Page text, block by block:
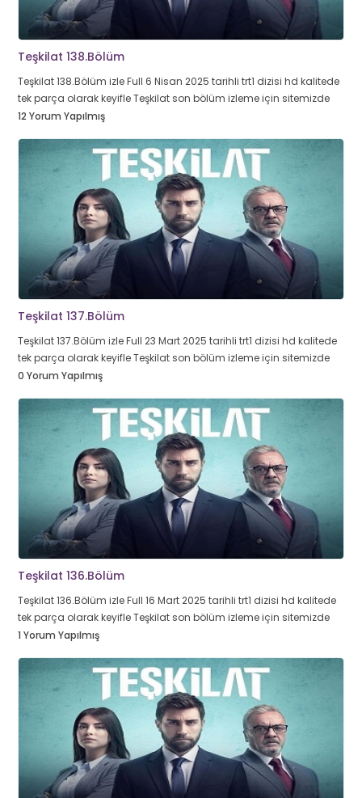
Teşkilat 138.Bölüm
Teşkilat 138.Bölüm izle Full 6 Nisan 2025 tarihli trt1 dizisi hd kalitede
tek parça olarak keyifle Teşkilat son bölüm izleme için sitemizde
12 Yorum Yapılmış
Teşkilat 137.Bölüm
Teşkilat 137.Bölüm izle Full 23 Mart 2025 tarihli trt1 dizisi hd kalitede
tek parça olarak keyifle Teşkilat son bölüm izleme için sitemizde
0 Yorum Yapılmış
Teşkilat 136.Bölüm
Teşkilat 136.Bölüm izle Full 16 Mart 2025 tarihli trt1 dizisi hd kalitede
tek parça olarak keyifle Teşkilat son bölüm izleme için sitemizde
1 Yorum Yapılmış